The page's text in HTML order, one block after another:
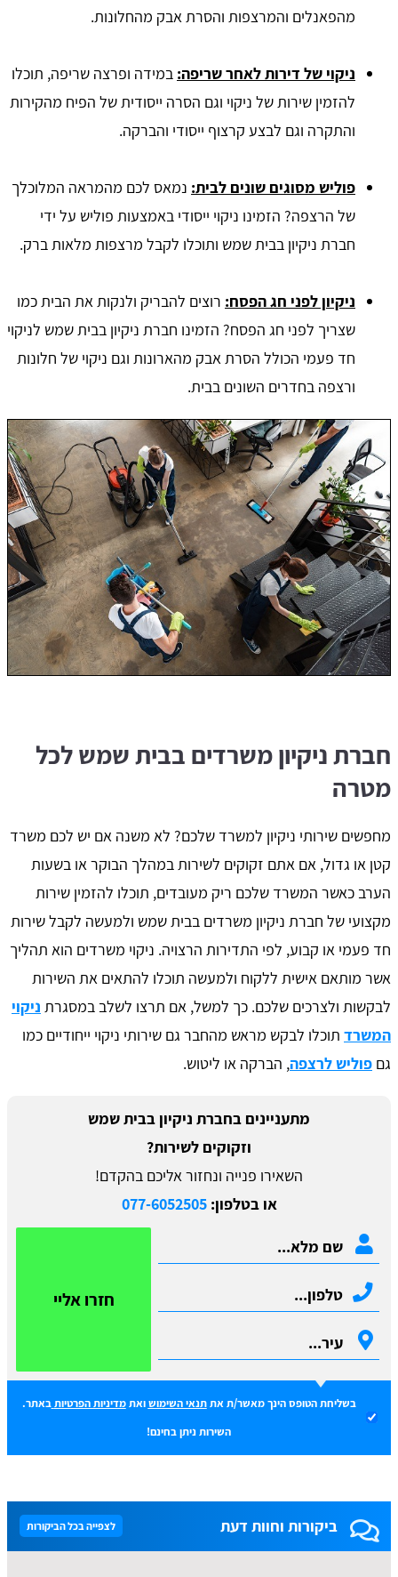
מהפאנלים והמרצפות והסרת אבק מהחלונות.
ניקוי של דירות לאחר שריפה: במידה ופרצה שריפה, תוכלו
להזמין שירות של ניקוי וגם הסרה ייסודית של הפיח מהקירות
והתקרה וגם לבצע קרצוף ייסודי והברקה.
פוליש מסוגים שונים לבית: נמאס לכם מהמראה המלוכלך
של הרצפה? הזמינו ניקוי ייסודי באמצעות פוליש על ידי
חברת ניקיון בבית שמש ותוכלו לקבל מרצפות מלאות ברק.
ניקיון לפני חג הפסח: רוצים להבריק ולנקות את הבית כמו
שצריך לפני חג הפסח? הזמינו חברת ניקיון בבית שמש לניקוי
חד פעמי הכולל הסרת אבק מהארונות וגם ניקוי של חלונות
ורצפה בחדרים השונים בבית.
חברת ניקיון משרדים בבית שמש לכל
מטרה
מחפשים שירותי ניקיון למשרד שלכם? לא משנה אם יש לכם משרד
קטן או גדול, אם אתם זקוקים לשירות במהלך הבוקר או בשעות
הערב כאשר המשרד שלכם ריק מעובדים, תוכלו להזמין שירות
מקצועי של חברת ניקיון משרדים בבית שמש ולמעשה לקבל שירות
חד פעמי או קבוע, לפי התדירות הרצויה. ניקוי משרדים הוא תהליך
אשר מותאם אישית ללקוח ולמעשה תוכלו להתאים את השירות
לבקשות ולצרכים שלכם. כך למשל, אם תרצו לשלב במסגרת ניקוי
המשרד תוכלו לבקש מראש מהחבר גם שירותי ניקוי ייחודיים כמו
גם פוליש לרצפה, הברקה או ליטוש.
מתעניינים בחברת ניקיון בבית שמש
וזקוקים לשירות?
השאירו פנייה ונחזור אליכם בהקדם!
או בטלפון:077-6052505
חזרו אליי
בשליחת הטופס הינך מאשר/ת אתתנאי השימושואתמדיניות הפרטיות באתר.
השירות ניתן בחינם!
ביקורות וחוות דעת לצפייה בכל הביקורות